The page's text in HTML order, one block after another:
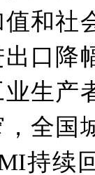
和社
口降
生产
全国
持续